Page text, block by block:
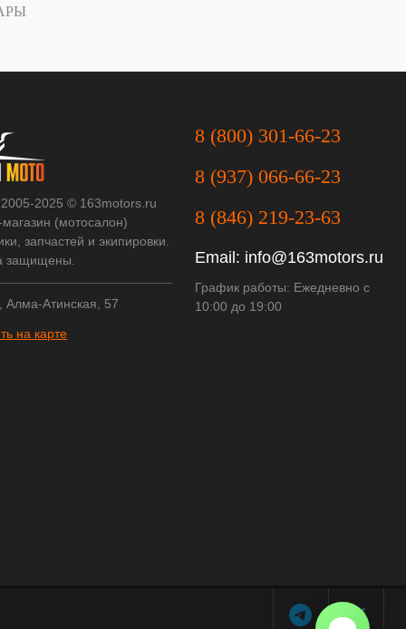
2025 © 163motors.ru
(мотосалон)
запчастей и экипировки.
защищены.
Алма-Атинская, 57
на карте
8 (800) 301-66-23
8 (937) 066-66-23
8 (846) 219-23-63
Email: info@163motors.ru
График работы: Ежедневно с
10:00 до 19:00